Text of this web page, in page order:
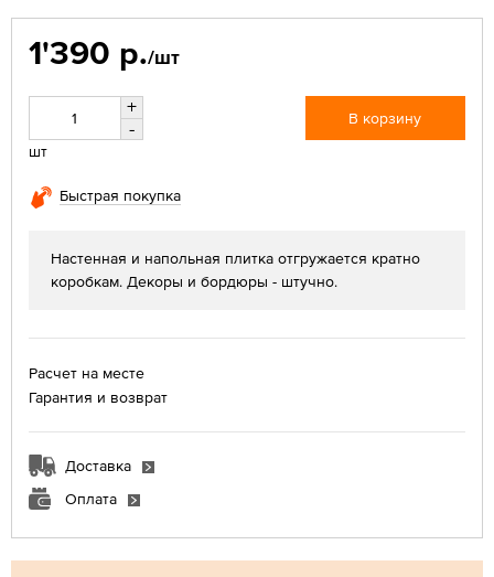
1'390 р./шт
+
-
шт
В корзину
Быстрая покупка
Настенная и напольная плитка отгружается кратно
коробкам. Декоры и бордюры - штучно.
Расчет на месте
Гарантия и возврат
Доставка
Оплата